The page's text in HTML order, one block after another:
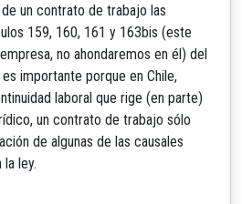
un contrato de trabajo las
159, 160, 161 y 163bis (este
no ahondaremos en él) del
importante porque en Chile,
laboral que rige (en parte)
un contrato de trabajo sólo
de algunas de las causales
ley.